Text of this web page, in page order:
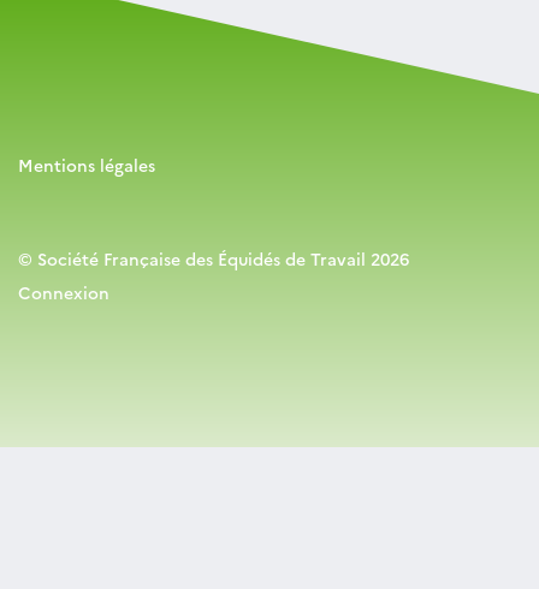
Mentions légales
© Société Française des Équidés de Travail 2026
Connexion